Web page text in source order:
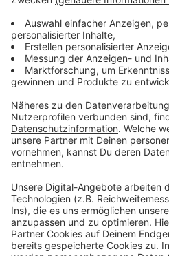
Anzeige
Mehr Meldungen aus
Sirenen wegen Übung in
Bahnstreik in Leverkusen
wissen!
Versprechen für
Anzeige